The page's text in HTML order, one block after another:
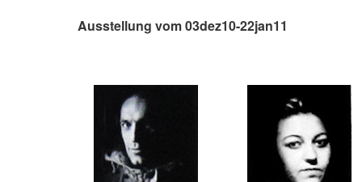
Ausstellung vom 03dez10-22jan11